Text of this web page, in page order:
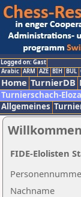
Logged on: Gast
Arabic ARM AZE BIH BUL
Home TurnierDB
Turnierschach-
Allgemeines
Nachname
FIDE-Elolisten